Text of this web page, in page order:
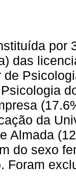
por
das
de
da
Almada
do sexo
Foram